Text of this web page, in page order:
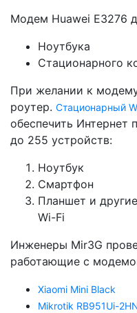
Модем Huawei Е3276
Ноутбука
Стационарного
При желании к
роутер. Стационарный
обеспечить Интернет
до 255 устройств:
Ноутбук
Смартфон
Планшет и
Wi-Fi
Инженеры Mir3G
работающие с
Xiaomi Mini Black
Mikrotik RB951Ui-